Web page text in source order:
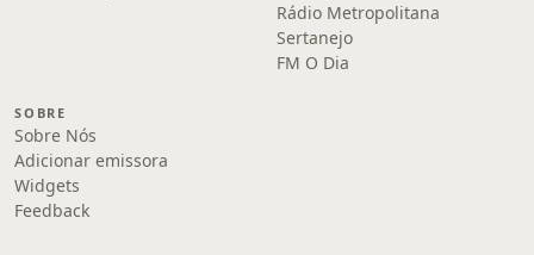
Rádio Metropolitana
Sertanejo
FM O Dia
SOBRE
Sobre Nós
Adicionar emissora
Widgets
Feedback